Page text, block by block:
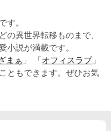
す。
の異世界転移ものまで、
小説が満載です。
まぁ 」 「 オフィスラブ 」
ともできます。ぜひお気